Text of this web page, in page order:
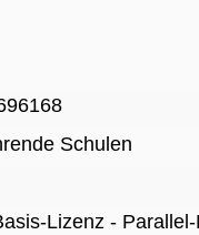
Schulen
Lizenz -